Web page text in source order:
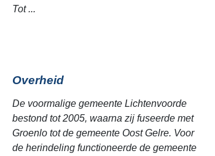
Tot ...
Overheid
De voormalige gemeente Lichtenvoorde
bestond tot 2005, waarna zij fuseerde met
Groenlo tot de gemeente Oost Gelre. Voor
de herindeling functioneerde de gemeente